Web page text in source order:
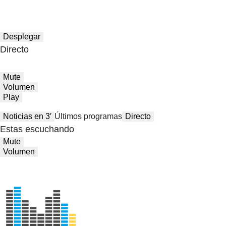
Desplegar
Directo
Mute
Volumen
Play
Noticias en 3′ Últimos programas Directo
Estas escuchando
Mute
Volumen